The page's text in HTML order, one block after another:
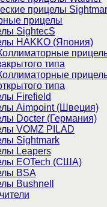
прицелы
прицелы
SightecS
HAKKO (Япония)
типа
типа
Firefield
Aimpoint (Швеция)
Docter (Германия)
VOMZ PILAD
Sightmark
Leapers
EOTech (США)
BSA
Bushnell